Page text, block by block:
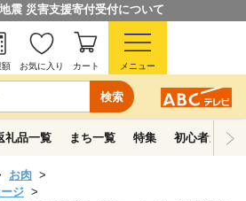
震 災害支援寄付受付について
検索
額 お気に入り カート メニュー
礼品一覧 まち一覧 特集 初心者ガイド
お肉
ジ